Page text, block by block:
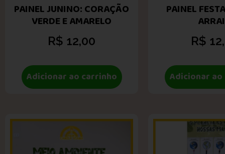
PAINEL JUNINO: CORAÇÃO
VERDE E AMARELO
R$ 12,00
Adicionar ao carrinho
PAINEL
R$
Adicionar